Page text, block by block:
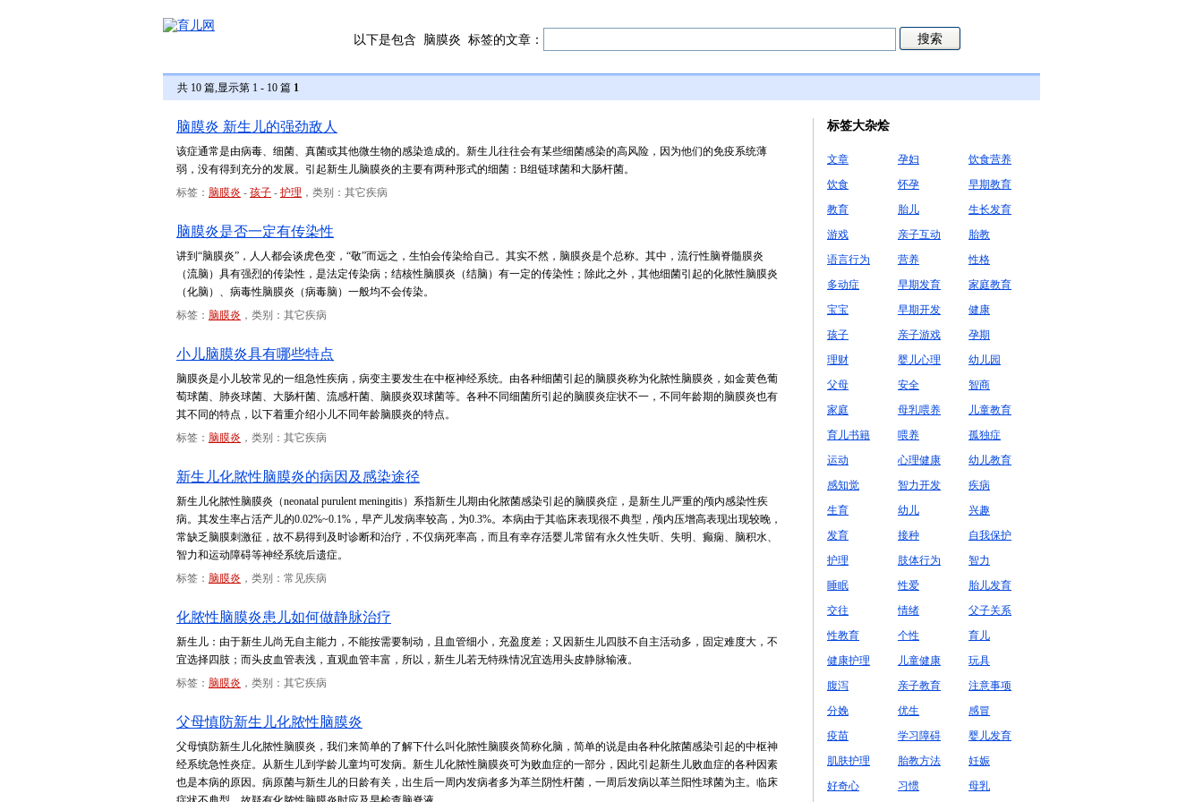
以下是包含 脑膜炎 标签的文章：
共 10 篇,显示第 1 - 10 篇 1
脑膜炎 新生儿的强劲敌人
该症通常是由病毒、细菌、真菌或其他微生物的感染造成的。新生儿往往会有某些细菌感染的高风险，因为他们的免疫系统薄
弱，没有得到充分的发展。引起新生儿脑膜炎的主要有两种形式的细菌：B组链球菌和大肠杆菌。
标签： 脑膜炎 - 孩子 - 护理 ，类别：其它疾病
脑膜炎是否一定有传染性
讲到“脑膜炎”，人人都会谈虎色变，“敬”而远之，生怕会传染给自己。其实不然，脑膜炎是个总称。其中，流行性脑脊髓膜炎
（流脑）具有强烈的传染性，是法定传染病；结核性脑膜炎（结脑）有一定的传染性；除此之外，其他细菌引起的化脓性脑膜炎
（化脑）、病毒性脑膜炎（病毒脑）一般均不会传染。
标签： 脑膜炎 ，类别：其它疾病
小儿脑膜炎具有哪些特点
脑膜炎是小儿较常见的一组急性疾病，病变主要发生在中枢神经系统。由各种细菌引起的脑膜炎称为化脓性脑膜炎，如金黄色葡
萄球菌、肺炎球菌、大肠杆菌、流感杆菌、脑膜炎双球菌等。各种不同细菌所引起的脑膜炎症状不一，不同年龄期的脑膜炎也有
其不同的特点，以下着重介绍小儿不同年龄脑膜炎的特点。
标签： 脑膜炎 ，类别：其它疾病
新生儿化脓性脑膜炎的病因及感染途径
新生儿化脓性脑膜炎（neonatal purulent meningitis）系指新生儿期由化脓菌感染引起的脑膜炎症，是新生儿严重的颅内感染性疾
病。其发生率占活产儿的0.02%~0.1%，早产儿发病率较高，为0.3%。本病由于其临床表现很不典型，颅内压增高表现出现较晚，
常缺乏脑膜刺激征，故不易得到及时诊断和治疗，不仅病死率高，而且有幸存活婴儿常留有永久性失听、失明、癫痫、脑积水、
智力和运动障碍等神经系统后遗症。
标签： 脑膜炎 ，类别：常见疾病
化脓性脑膜炎患儿如何做静脉治疗
新生儿：由于新生儿尚无自主能力，不能按需要制动，且血管细小，充盈度差；又因新生儿四肢不自主活动多，固定难度大，不
宜选择四肢；而头皮血管表浅，直观血管丰富，所以，新生儿若无特殊情况宜选用头皮静脉输液。
标签： 脑膜炎 ，类别：其它疾病
父母慎防新生儿化脓性脑膜炎
父母慎防新生儿化脓性脑膜炎，我们来简单的了解下什么叫化脓性脑膜炎简称化脑，简单的说是由各种化脓菌感染引起的中枢神
经系统急性炎症。从新生儿到学龄儿童均可发病。新生儿化脓性脑膜炎可为败血症的一部分，因此引起新生儿败血症的各种因素
也是本病的原因。病原菌与新生儿的日龄有关，出生后一周内发病者多为革兰阴性杆菌，一周后发病以革兰阳性球菌为主。临床
标签大杂烩
文章 孕妇
饮食营养
饮食
怀孕
早期教育
教育
胎儿
生长发育
游戏
亲子互动
胎教
语言行为
营养
性格
多动症
早期发育
家庭教育
宝宝
早期开发
健康
孩子
亲子游戏
孕期
理财
婴儿心理
幼儿园
父母
安全
智商
家庭
母乳喂养
儿童教育
育儿书籍
喂养
孤独症
运动
心理健康
幼儿教育
感知觉
智力开发
疾病
生育
幼儿
兴趣
发育
接种
自我保护
护理
肢体行为
智力
睡眠
性爱
胎儿发育
交往
情绪
父子关系
性教育
个性
育儿
健康护理
儿童健康
玩具
腹泻
亲子教育
注意事项
分娩
优生
感冒
疫苗
学习障碍
婴儿发育
肌肤护理
胎教方法
妊娠
好奇心
习惯
母乳